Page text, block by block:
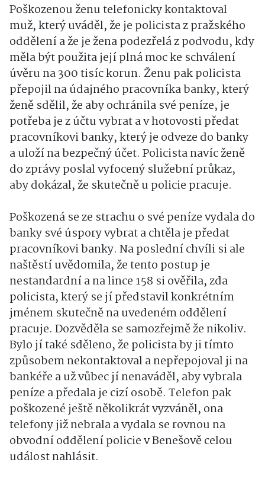
Poškozenou ženu telefonicky kontaktoval
muž, který uváděl, že je policista z pražského
oddělení a že je žena podezřelá z podvodu, kdy
měla být použita její plná moc ke schválení
úvěru na 300 tisíc korun. Ženu pak policista
přepojil na údajného pracovníka banky, který
ženě sdělil, že aby ochránila své peníze, je
potřeba je z účtu vybrat a v hotovosti předat
pracovníkovi banky, který je odveze do banky
a uloží na bezpečný účet. Policista navíc ženě
do zprávy poslal vyfocený služební průkaz,
aby dokázal, že skutečně u policie pracuje.
Poškozená se ze strachu o své peníze vydala do
banky své úspory vybrat a chtěla je předat
pracovníkovi banky. Na poslední chvíli si ale
naštěstí uvědomila, že tento postup je
nestandardní a na lince 158 si ověřila, zda
policista, který se jí představil konkrétním
jménem skutečně na uvedeném oddělení
pracuje. Dozvěděla se samozřejmě že nikoliv.
Bylo jí také sděleno, že policista by ji tímto
způsobem nekontaktoval a nepřepojoval ji na
bankéře a už vůbec jí nenaváděl, aby vybrala
peníze a předala je cizí osobě. Telefon pak
poškozené ještě několikrát vyzváněl, ona
telefony již nebrala a vydala se rovnou na
obvodní oddělení policie v Benešově celou
událost nahlásit.